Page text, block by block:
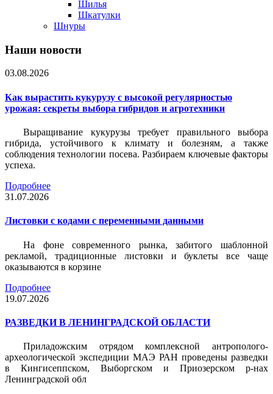
Шилья
Шкатулки
Шнуры
Наши новости
03.08.2026
Как вырастить кукурузу с высокой регулярностью
урожая: секреты выбора гибридов и агротехники
Выращивание кукурузы требует правильного выбора
гибрида, устойчивого к климату и болезням, а также
соблюдения технологии посева. Разбираем ключевые факторы
успеха.
Подробнее
31.07.2026
Листовки c кодами с переменными данными
На фоне современного рынка, забитого шаблонной
рекламой, традиционные листовки и буклеты все чаще
оказываются в корзине
Подробнее
19.07.2026
РАЗВЕДКИ В ЛЕНИНГРАДСКОЙ ОБЛАСТИ
Приладожским отрядом комплексной антрополого-
археологической экспедиции МАЭ РАН проведены разведки
в Кингисеппском, Выборгском и Приозерском р-нах
Ленинградской обл